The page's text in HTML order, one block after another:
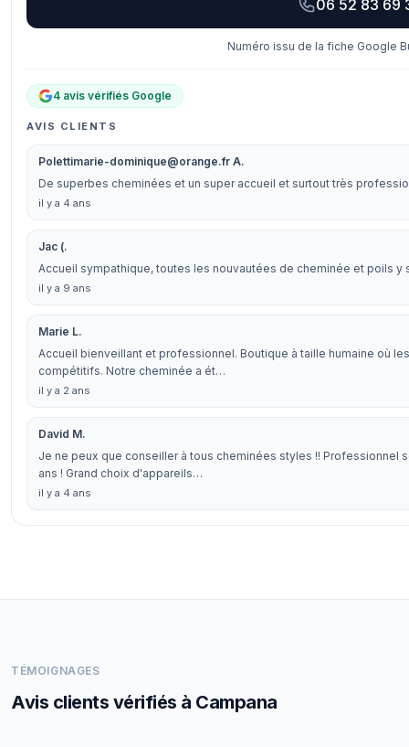
06 52 83 69
Numéro issu de la fiche Google
4 avis vérifiés Google
AVIS CLIENTS
Polettimarie-dominique@orange.fr A.
De superbes cheminées et un super accueil et surtout très
il y a 4 ans
Jac (.
Accueil sympathique, toutes les nouvautées de cheminée et poils y
il y a 9 ans
Marie L.
Accueil bienveillant et professionnel. Boutique à taille humaine où
compétitifs. Notre cheminée a ét…
il y a 2 ans
David M.
Je ne peux que conseiller à tous cheminées styles !! Professionnel
ans ! Grand choix d'appareils…
il y a 4 ans
TÉMOIGNAGES
Avis clients vérifiés à Campana